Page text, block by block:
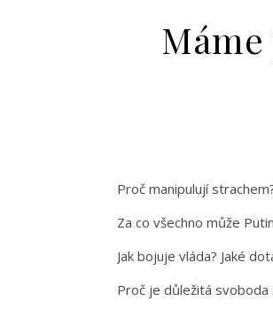
Proč manipulují
Za co všechno může
Jak bojuje vláda? Jaké
Proč je důležitá svoboda